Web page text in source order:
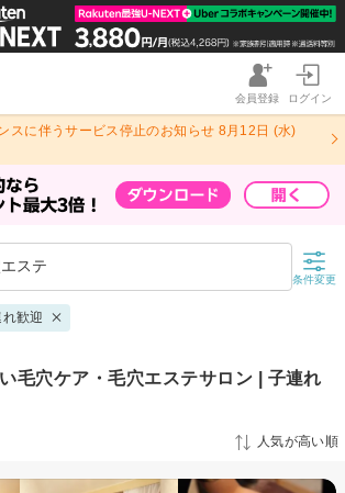
会員登録 ログイン
スに伴うサービス停止のお知らせ 8月12日 (水)
ステ
条件変更
歓迎
毛穴ケア・毛穴エステサロン | 子連れ
人気が高い順